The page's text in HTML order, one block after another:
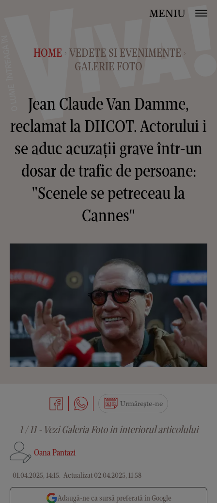
MENIU
HOME > VEDETE SI EVENIMENTE >
GALERIE FOTO
Jean Claude Van Damme,
reclamat la DIICOT. Actorului i
se aduc acuzații grave într-un
dosar de trafic de persoane:
"Scenele se petreceau la
Cannes"
Oana Pantazi
01.04.2025, 14:15. Actualizat 02.04.2025, 11:58
Urmărește-ne
1 / 11 - Vezi Galeria Foto in interiorul articolului
Adaugă-ne ca sursă preferată în Google